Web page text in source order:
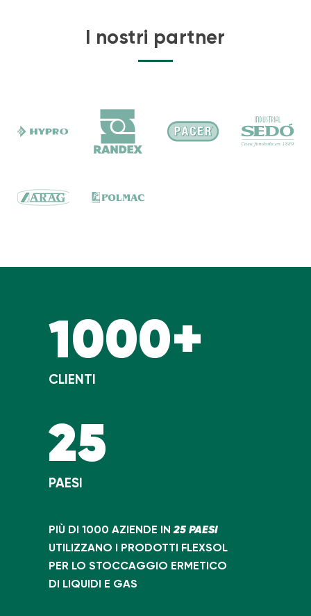
I nostri partner
1000+
CLIENTI
25
PAESI
PIÙ DI 1000 AZIENDE IN25 PAESI
UTILIZZANO I PRODOTTI FLEXSOL
PER LO STOCCAGGIO ERMETICO
DI LIQUIDI E GAS